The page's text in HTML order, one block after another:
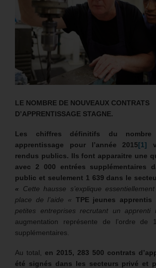
LE NOMBRE DE NOUVEAUX CONTRATS
D’APPRENTISSAGE STAGNE.
Les chiffres définitifs du nombre
apprentissage pour l’année 2015[1]
rendus publics. Ils font apparaitre une
avec 2 000 entrées supplémentaires
public et seulement 1 639 dans le
« Cette hausse s’explique
place de l’aide « TPE jeunes apprentis
petites entreprises recrutant un apprenti
augmentation représente de l’ordre de
supplémentaires.
Au total, en 2015, 283 500 contrats
été signés dans les secteurs privé et